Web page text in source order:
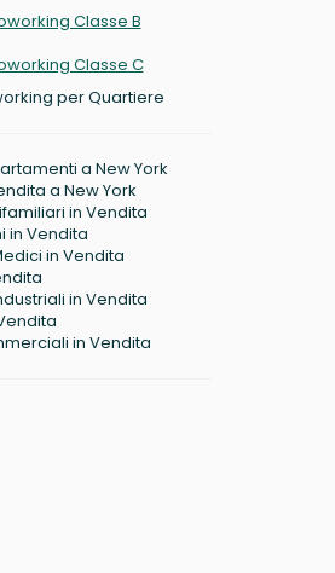
Classe B
Classe C
per Quartiere
a New York
a New York
in Vendita
in Vendita
in Vendita
in Vendita
in Vendita